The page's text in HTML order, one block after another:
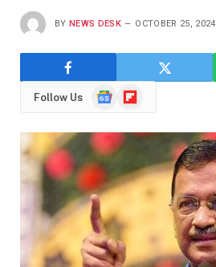
BY NEWS DESK OCTOBER 25, 2024
Follow Us
GoogleFlipboard